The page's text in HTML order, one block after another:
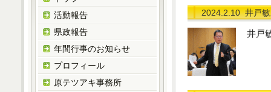
2024.2.10井戸
井戸
活動報告
県政報告
年間行事のお知らせ
プロフィール
原テツアキ事務所